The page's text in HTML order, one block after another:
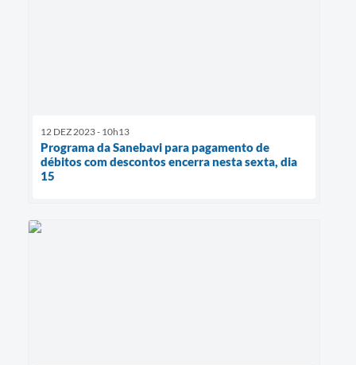
12 DEZ 2023 - 10h13
Programa da Sanebavi para pagamento de
débitos com descontos encerra nesta sexta, dia
15